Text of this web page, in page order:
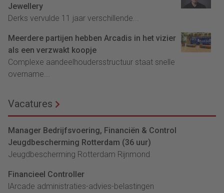
Jewellery
Derks vervulde 11 jaar verschillende...
Meerdere partijen hebben Arcadis in het vizier
als een verzwakt koopje
Complexe aandeelhoudersstructuur staat snelle
overname...
Vacatures
Manager Bedrijfsvoering, Financiën & Control
Jeugdbescherming Rotterdam (36 uur)
Jeugdbescherming Rotterdam Rijnmond
Financieel Controller
lArcade administraties-advies-belastingen